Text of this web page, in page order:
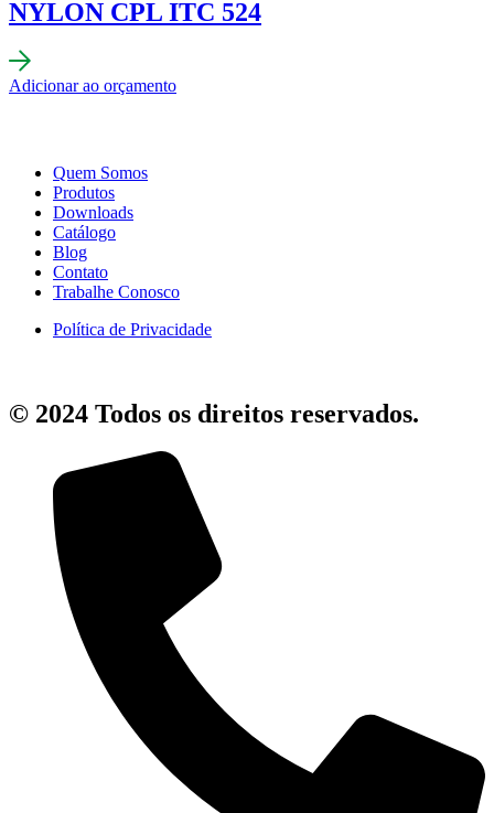
NYLON CPL ITC 524
Adicionar ao orçamento
Quem Somos
Produtos
Downloads
Catálogo
Blog
Contato
Trabalhe Conosco
Política de Privacidade
© 2024 Todos os direitos reservados.